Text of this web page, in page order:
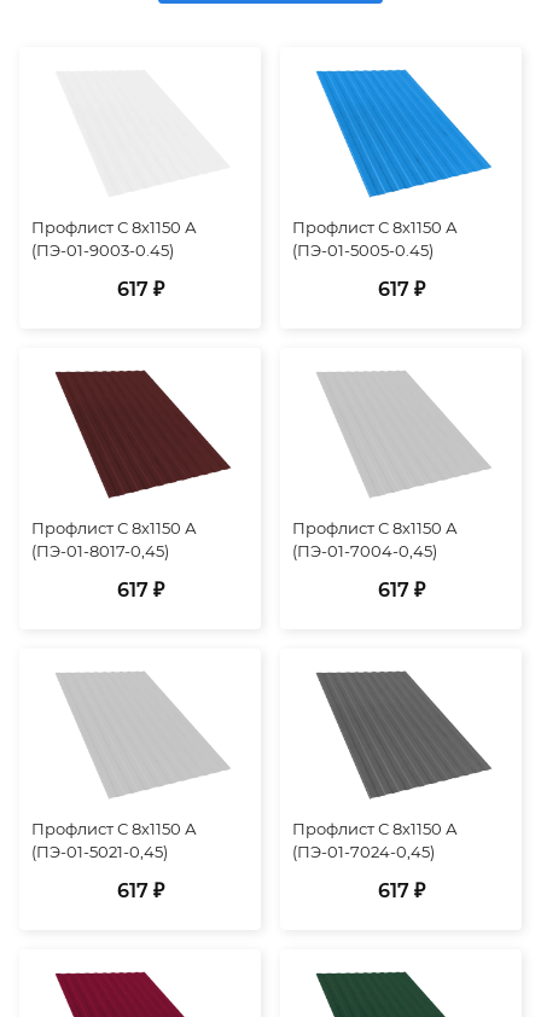
Профлист С 8х1150 А
(ПЭ-01-9003-0.45)
617 ₽
Профлист С 8х1150 А
(ПЭ-01-5005-0.45)
617 ₽
Профлист С 8х1150 А
(ПЭ-01-8017-0,45)
617 ₽
Профлист С 8х1150 А
(ПЭ-01-7004-0,45)
617 ₽
Профлист С 8х1150 А
(ПЭ-01-5021-0,45)
617 ₽
Профлист С 8х1150 А
(ПЭ-01-7024-0,45)
617 ₽